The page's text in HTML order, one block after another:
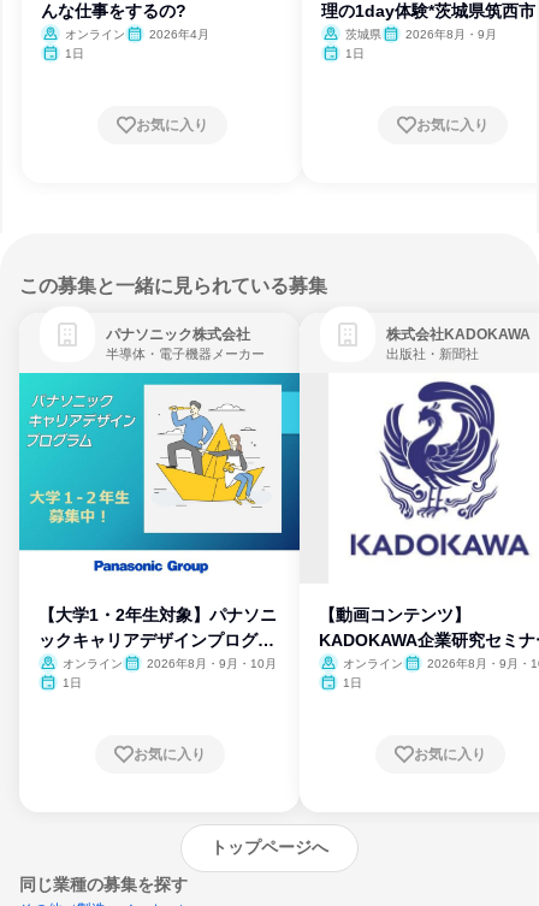
んな仕事をするの?
オンライン
2026年4月
1日
お気に入り
理の1day体験*茨城県筑西市
茨城県
2026年8月・9月
1日
お気に入り
この募集と一緒に見られている募集
パナソニック株式会社
半導体・電子機器メーカー
【大学1・2年生対象】パナソニ
ックキャリアデザインプログラ
ム
オンライン
2026年8月・9月・10月
1日
お気に入り
株式会社KADOKAWA
出版社・新聞社
【動画コンテンツ】
KADOKAWA企業研究セミナ
オンライン
2026年8月・9月・
1日
お気に入り
トップページへ
同じ業種の募集を探す